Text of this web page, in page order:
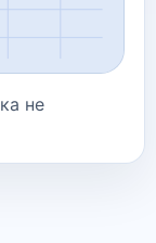
не